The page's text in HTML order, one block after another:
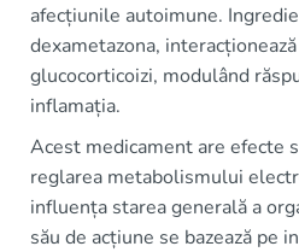
afecțiunile autoimune.
dexametazona,
glucocorticoizi, modulând
inflamația.
Acest medicament are efecte
reglarea metabolismului
influența starea generală a
său de acțiune se bazează pe